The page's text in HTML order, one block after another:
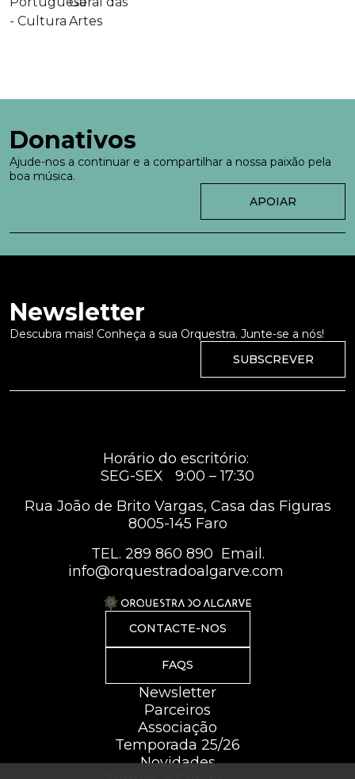
Donativos
Ajude-nos a continuar e a compartilhar a nossa paixão pela
boa música.
APOIAR
Newsletter
Descubra mais! Conheça a sua Orquestra. Junte-se a nós!
SUBSCREVER
Horário do escritório:
SEG-SEX 9:00 – 17:30
Rua João de Brito Vargas, Casa das Figuras
8005-145 Faro
TEL. 289 860 890 Email.
info@orquestradoalgarve.com
CONTACTE-NOS
FAQS
Newsletter
Parceiros
Associação
Temporada 25/26
Novidades